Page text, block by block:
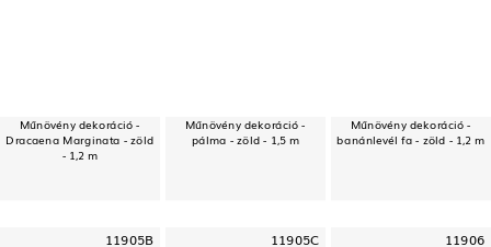
Műnövény dekoráció -
Dracaena Marginata - zöld
- 1,2 m
Műnövény dekoráció -
pálma - zöld - 1,5 m
Műnövény dekoráció -
banánlevél fa - zöld - 1,2 m
11905B 11905C 11906